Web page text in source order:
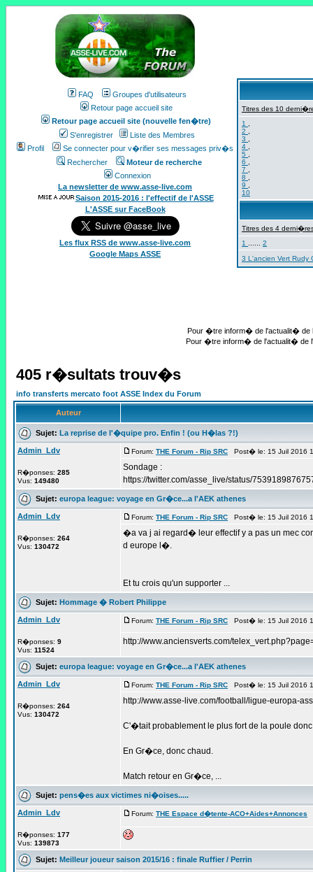
FAQ
Groupes d'utilisateurs
Retour page accueil site
Retour page accueil site (nouvelle fen�tre)
S'enregistrer
Liste des Membres
Profil
Se connecter pour v�rifier ses messages priv�s
Rechercher
Moteur de recherche
Connexion
La newsletter de www.asse-live.com
Saison 2015-2016 : l'effectif de l'ASSE
L'ASSE sur FaceBook
Les flux RSS de www.asse-live.com
Google Maps ASSE
Titres des 10
1
2
3
4
5
6
7
8
9
10
Titres des 4
1
2
3 L'ancien Vert
Pour �tre inform� de l'actualit� de
Pour �tre inform� de l'actualit� de
405 r�sultats trouv�s
info transferts mercato foot ASSE Index du Forum
Auteur
Sujet: La reprise de l'�quipe pro. Enfin ! (ou H�las ?!)
Admin_Ldv
R�ponses: 285
Vus: 149480
Forum: THE Forum - Rip SRC Post� le: 15 Juil 2016
Sondage :
https://twitter.com/asse_live/status/
Sujet: europa league: voyage en Gr�ce...a l'AEK athenes
Admin_Ldv
R�ponses: 264
Vus: 130472
Forum: THE Forum - Rip SRC Post� le: 15 Juil 2016
�a va j ai regard� leur effectif y a pas un mec
d europe l�.
Et tu crois qu'un supporter ...
Sujet: Hommage � Robert Philippe
Admin_Ldv
R�ponses: 9
Vus: 11524
Forum: THE Forum - Rip SRC Post� le: 15 Juil 2016
http://www.anciensverts.com/
Sujet: europa league: voyage en Gr�ce...a l'AEK athenes
Admin_Ldv
R�ponses: 264
Vus: 130472
Forum: THE Forum - Rip SRC Post� le: 15 Juil 2016
http://www.asse-live.com/football/ligue-europa-
C'�tait probablement le plus fort de la poule
En Gr�ce, donc chaud.
Match retour en Gr�ce, ...
Sujet: pens�es aux victimes ni�oises.....
Admin_Ldv
R�ponses: 177
Vus: 139873
Forum: THE Espace d�tente-ACO+Aides+Annonces
Sujet: Meilleur joueur saison 2015/16 : finale Ruffier / Perrin